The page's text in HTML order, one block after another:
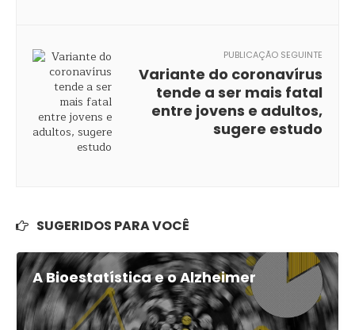
PUBLICAÇÃO SEGUINTE
Variante do coronavírus
tende a ser mais fatal
entre jovens e adultos,
sugere estudo
SUGERIDOS PARA VOCÊ
A Bioestatística e o Alzheimer